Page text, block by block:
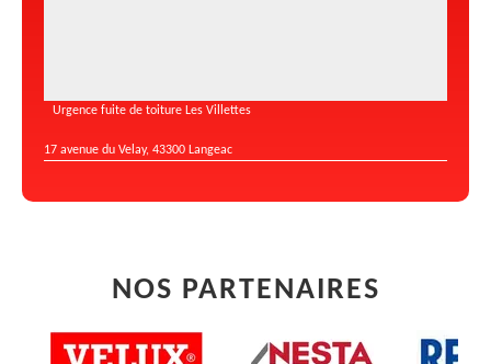
Urgence fuite de toiture Les Villettes
17 avenue du Velay, 43300 Langeac
NOS PARTENAIRES